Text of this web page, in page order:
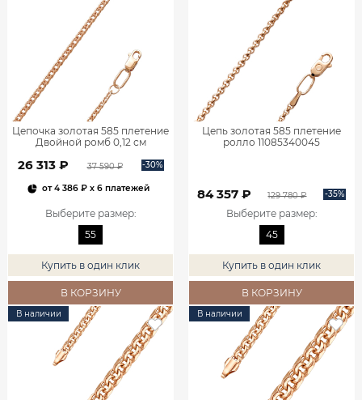
Цепочка золотая 585 плетение
Двойной ромб 0,12 см
26 313 ₽ 37 590 ₽ -30%
от4 386 ₽x 6 платежей
Выберите размер:
55
Купить в один клик
В КОРЗИНУ
Цепь золотая 585 плетение
ролло 11085340045
84 357 ₽ 129 780 ₽ -35%
Выберите размер:
45
Купить в один клик
В КОРЗИНУ
В наличии В наличии